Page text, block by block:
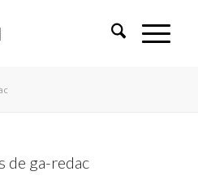
de ga-redac